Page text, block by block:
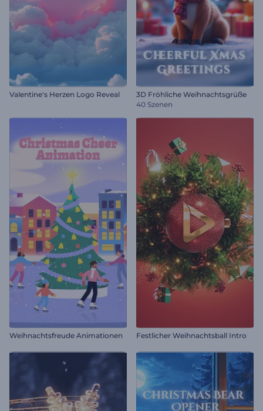
Valentine's Herzen Logo Reveal
3D Fröhliche Weihnachtsgrüße
40 Szenen
Weihnachtsfreude Animationen Festlicher Weihnachtsball Intro